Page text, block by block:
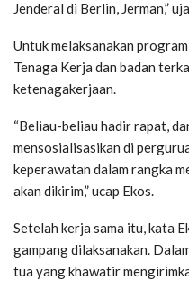
Jenderal di Berlin, Jerman,”
Untuk melaksanakan
Tenaga Kerja dan badan
ketenagakerjaan.
“Beliau-beliau hadir rapat,
mensosialisasikan di
keperawatan dalam rangka
akan dikirim,” ucap Ekos.
Setelah kerja sama itu, kata
gampang dilaksanakan.
tua yang khawatir